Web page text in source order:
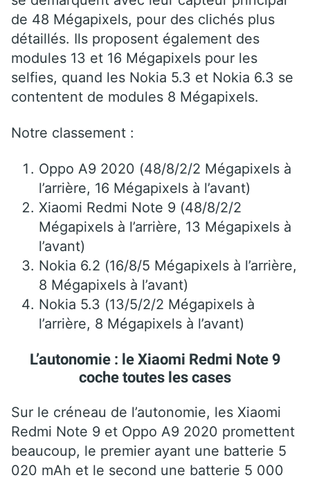
de 48 Mégapixels, pour des clichés plus
détaillés. Ils proposent également des
modules 13 et 16 Mégapixels pour les
selfies, quand les Nokia 5.3 et Nokia 6.3 se
contentent de modules 8 Mégapixels.
Notre classement :
Oppo A9 2020 (48/8/2/2 Mégapixels à
l’arrière, 16 Mégapixels à l’avant)
Xiaomi Redmi Note 9 (48/8/2/2
Mégapixels à l’arrière, 13 Mégapixels à
l’avant)
Nokia 6.2 (16/8/5 Mégapixels à l’arrière,
8 Mégapixels à l’avant)
Nokia 5.3 (13/5/2/2 Mégapixels à
l’arrière, 8 Mégapixels à l’avant)
L’autonomie : le Xiaomi Redmi Note 9
coche toutes les cases
Sur le créneau de l’autonomie, les Xiaomi
Redmi Note 9 et Oppo A9 2020 promettent
beaucoup, le premier ayant une batterie 5
020 mAh et le second une batterie 5 000